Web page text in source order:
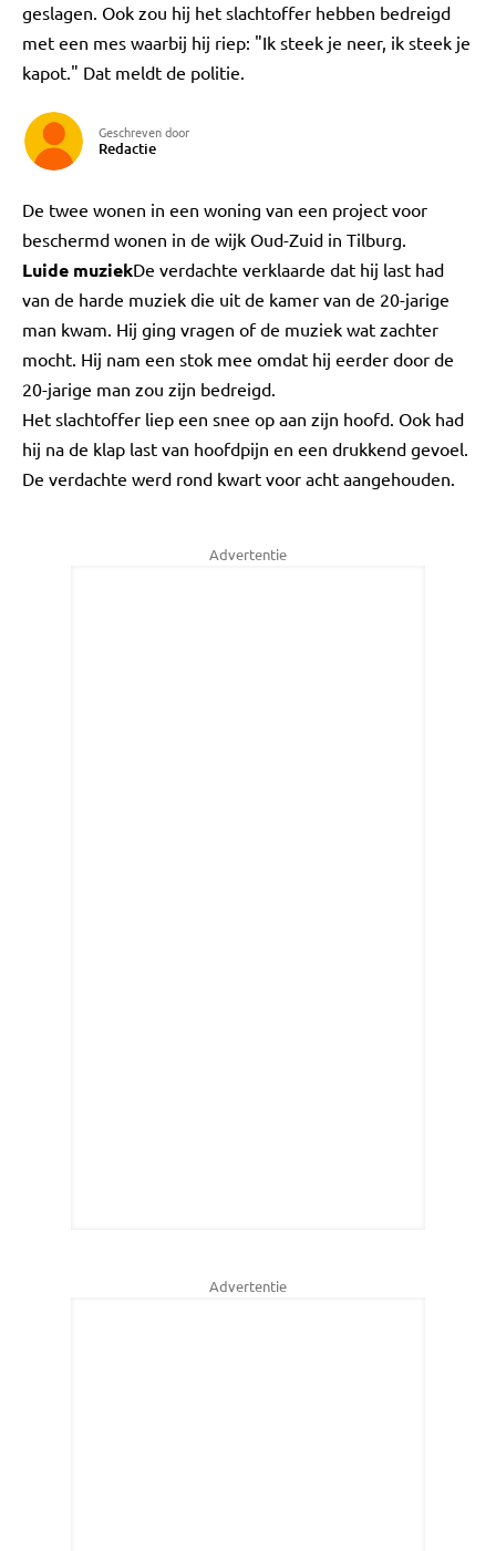
geslagen. Ook zou hij het slachtoffer hebben bedreigd
met een mes waarbij hij riep: "Ik steek je neer, ik steek je
kapot." Dat meldt de politie.
Geschreven door
Redactie
De twee wonen in een woning van een project voor
beschermd wonen in de wijk Oud-Zuid in Tilburg.
Luide muziekDe verdachte verklaarde dat hij last had
van de harde muziek die uit de kamer van de 20-jarige
man kwam. Hij ging vragen of de muziek wat zachter
mocht. Hij nam een stok mee omdat hij eerder door de
20-jarige man zou zijn bedreigd.
Het slachtoffer liep een snee op aan zijn hoofd. Ook had
hij na de klap last van hoofdpijn en een drukkend gevoel.
De verdachte werd rond kwart voor acht aangehouden.
Advertentie
Advertentie